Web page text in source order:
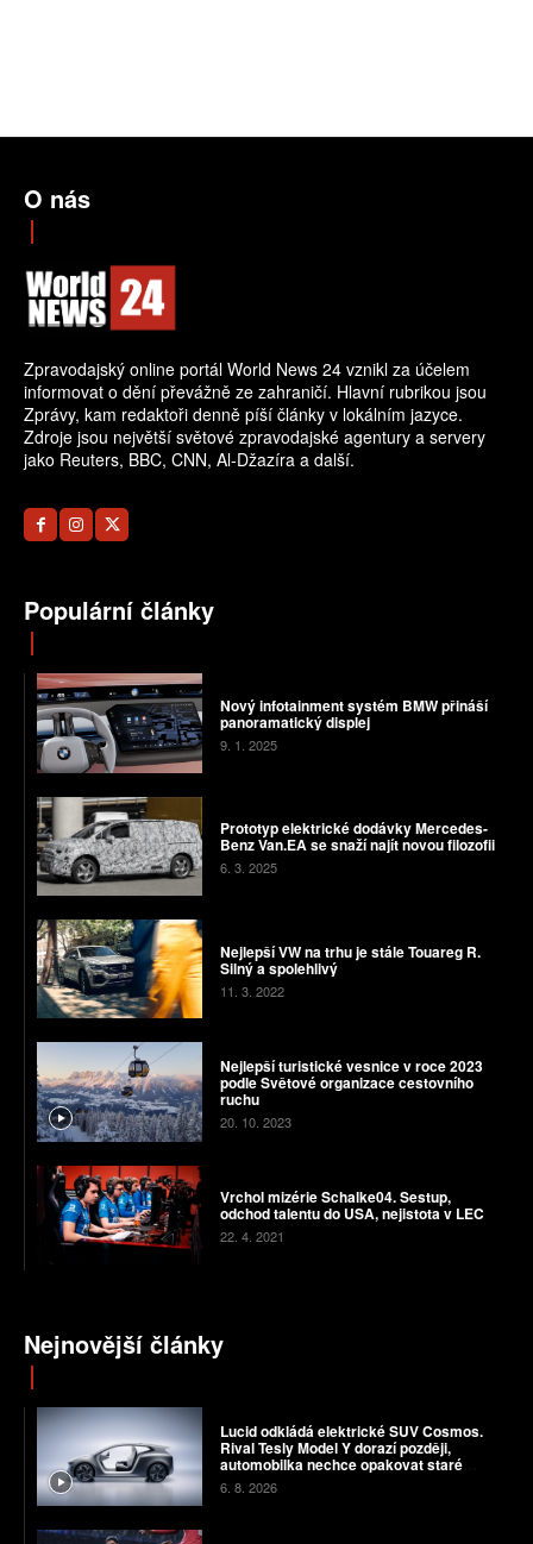
O nás
Zpravodajský online portál World News 24 vznikl za účelem
informovat o dění převážně ze zahraničí. Hlavní rubrikou jsou
Zprávy, kam redaktoři denně píší články v lokálním jazyce.
Zdroje jsou největší světové zpravodajské agentury a servery
jako Reuters, BBC, CNN, Al-Džazíra a další.
Populární články
Nový infotainment systém BMW přináší
panoramatický displej
9. 1. 2025
Prototyp elektrické dodávky Mercedes-
Benz Van.EA se snaží najít novou filozofii
6. 3. 2025
Nejlepší VW na trhu je stále Touareg R.
Silný a spolehlivý
11. 3. 2022
Nejlepší turistické vesnice v roce 2023
podle Světové organizace cestovního
ruchu
20. 10. 2023
Vrchol mizérie Schalke04. Sestup,
odchod talentu do USA, nejistota v LEC
22. 4. 2021
Nejnovější články
Lucid odkládá elektrické SUV Cosmos.
Rival Tesly Model Y dorazí později,
automobilka nechce opakovat staré
chyby
6. 8. 2026